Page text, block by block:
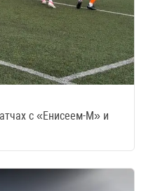
с «Енисеем-М» и